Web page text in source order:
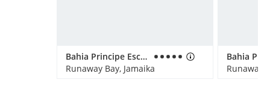
Bahia Principe Escape Runaway Bay - Adults only
Runaway Bay, Jamaika
Runaway